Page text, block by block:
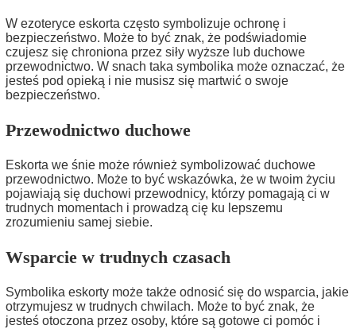
W ezoteryce eskorta często symbolizuje ochronę i
bezpieczeństwo. Może to być znak, że podświadomie
czujesz się chroniona przez siły wyższe lub duchowe
przewodnictwo. W snach taka symbolika może oznaczać, że
jesteś pod opieką i nie musisz się martwić o swoje
bezpieczeństwo.
Przewodnictwo duchowe
Eskorta we śnie może również symbolizować duchowe
przewodnictwo. Może to być wskazówka, że w twoim życiu
pojawiają się duchowi przewodnicy, którzy pomagają ci w
trudnych momentach i prowadzą cię ku lepszemu
zrozumieniu samej siebie.
Wsparcie w trudnych czasach
Symbolika eskorty może także odnosić się do wsparcia, jakie
otrzymujesz w trudnych chwilach. Może to być znak, że
jesteś otoczona przez osoby, które są gotowe ci pomóc i